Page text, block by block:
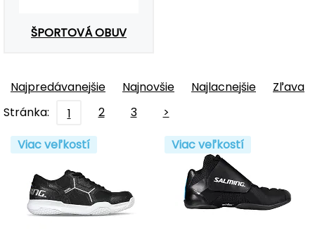
ŠPORTOVÁ OBUV
Najpredávanejšie Najnovšie Najlacnejšie
Zľava
Stránka:
1 2 3
>
Viac veľkostí
Viac veľkostí